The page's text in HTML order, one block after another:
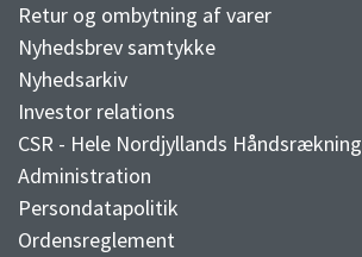
Retur og ombytning af varer
Nyhedsbrev samtykke
Nyhedsarkiv
Investor relations
CSR - Hele Nordjyllands Håndsrækning
Administration
Persondatapolitik
Ordensreglement